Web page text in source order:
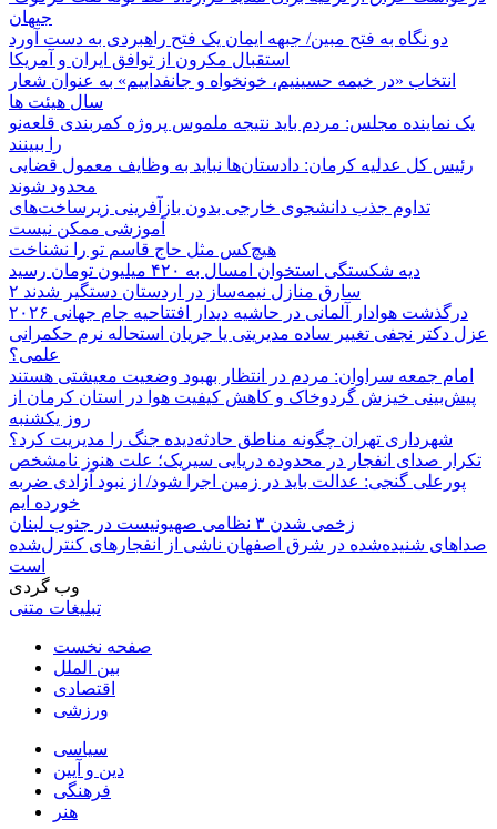
جیهان
دو نگاه به فتح مبین/ جبهه ایمان یک فتح راهبردی به دست آورد
استقبال مکرون از توافق ایران و آمریکا
انتخاب «در خیمه حسینیم، خونخواه و جانفداییم» به عنوان شعار
سال هیئت ها
یک نماینده مجلس: مردم باید نتیجه ملموس پروژه کمربندی قلعه‌نو
را ببینند
رئیس کل عدلیه کرمان: دادستان‌ها نباید به وظایف معمول قضایی
محدود شوند
تداوم جذب دانشجوی خارجی بدون بازآفرینی زیرساخت‌های
آموزشی ممکن نیست
هیچ‌کس مثل حاج قاسم تو را نشناخت
دیه شکستگی استخوان امسال به ۴۲۰ میلیون تومان رسید
۲ سارق منازل نیمه‌ساز در اردستان دستگیر شدند
درگذشت هوادار آلمانی در حاشیه دیدار افتتاحیه جام جهانی ۲۰۲۶
عزل دکتر نجفی تغییر ساده مدیریتی یا جریان استحاله نرم حکمرانی
علمی؟
امام جمعه سراوان: مردم در انتظار بهبود وضعیت معیشتی هستند
پیش‌بینی خیزش گردوخاک و کاهش کیفیت هوا در استان کرمان از
روز یکشنبه
شهرداری تهران چگونه مناطق حادثه‌دیده جنگ را مدیریت کرد؟
تکرار صدای انفجار در محدوده دریایی سیریک؛ علت هنوز نامشخص
پورعلی گنجی: عدالت باید در زمین اجرا شود/ از نبود آزادی ضربه
خورده ایم
زخمی شدن ۳ نظامی صهیونیست در جنوب لبنان
صداهای شنیده‌شده در شرق اصفهان ناشی از انفجارهای کنترل‌شده
است
وب گردی
تبلیغات متنی
صفحه نخست
بین الملل
اقتصادی
ورزشی
سیاسی
دین و آیین
فرهنگی
هنر